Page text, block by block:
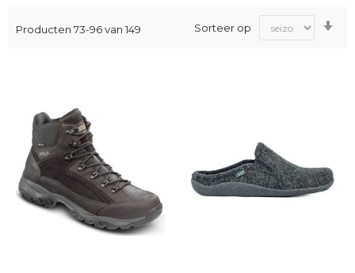
Producten 73-96van 149 Sorteer op